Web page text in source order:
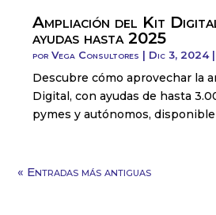
Ampliación del Kit
ayudas hasta 2025
porVega Consultores | Dic 3, 2024|
Descubre cómo aprovechar la
Digital, con ayudas de hasta
pymes y autónomos,
« Entradas más antiguas